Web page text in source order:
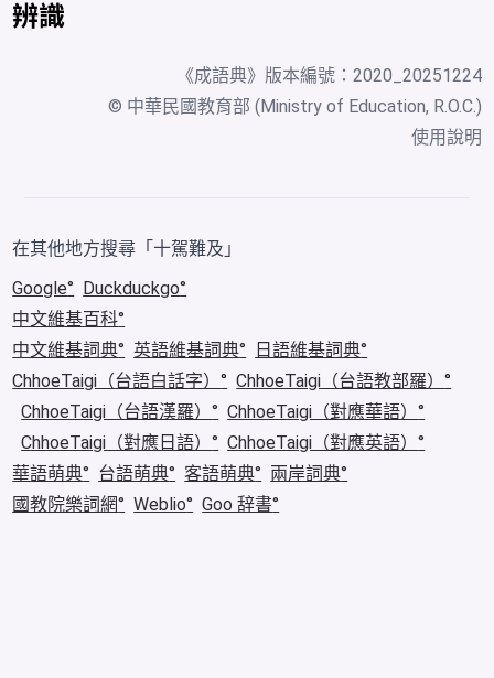
辨識
《成語典》版本編號：2020_20251224
© 中華民國教育部 (Ministry of Education, R.O.C.)
使用說明
在其他地方搜尋「十駕難及」
Google
Duckduckgo
中文維基百科
中文維基詞典
英語維基詞典
日語維基詞典
ChhoeTaigi（台語白話字）
ChhoeTaigi（台語教部羅）
ChhoeTaigi（台語漢羅）
ChhoeTaigi（對應華語）
ChhoeTaigi（對應日語）
ChhoeTaigi（對應英語）
華語萌典
台語萌典 客語萌典
兩岸詞典
國教院樂詞網
Weblio Goo 辞書